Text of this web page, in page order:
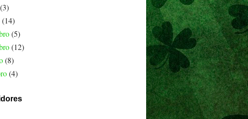
(3)
(14)
(5)
(12)
(8)
(4)